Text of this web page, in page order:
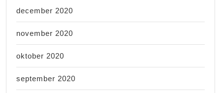
december 2020
november 2020
oktober 2020
september 2020